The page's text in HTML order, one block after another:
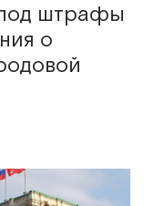
штрафы
о